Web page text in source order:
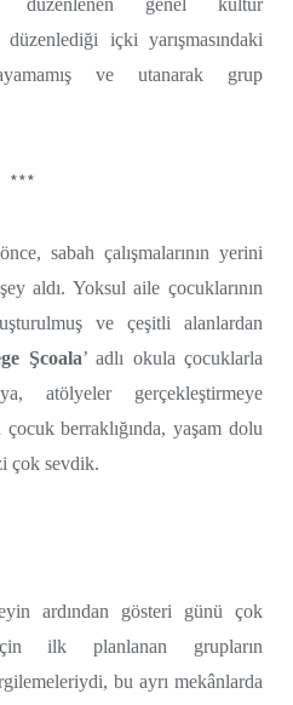
düzenlenen genel kültür
düzenlediği içki yarışmasındaki
ve utanarak grup
***
sabah çalışmalarının yerini
aldı. Yoksul aile çocuklarının
ve çeşitli alanlardan
Şcoala’ adlı okula çocuklarla
atölyeler gerçekleştirmeye
berraklığında, yaşam dolu
çok sevdik.
ardından gösteri günü çok
ilk planlanan grupların
bu ayrı mekânlarda